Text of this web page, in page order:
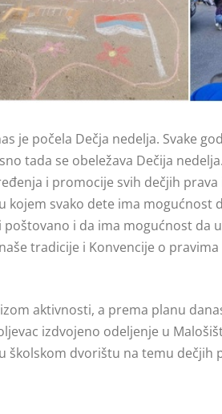
je počela Dečja nedelja. Svake
tada se obeležava Dečija
i promocije svih dečjih
kojem svako dete ima mogućnost
poštovano i da ima mogućnost da
tradicije i Konvencije o
aktivnosti, a prema planu
izdvojeno odeljenje u
dvorištu na temu dečjih